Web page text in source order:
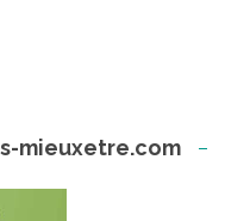
mieuxetre.com